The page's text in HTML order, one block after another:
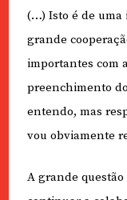
(…) Isto é de uma
grande
importantes com
preenchimento
entendo, mas
vou obviamente
A grande